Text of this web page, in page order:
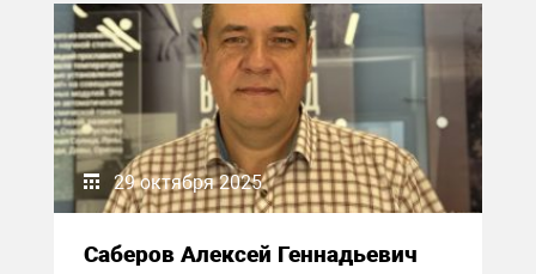
29 октября 2025
Саберов Алексей Геннадьевич